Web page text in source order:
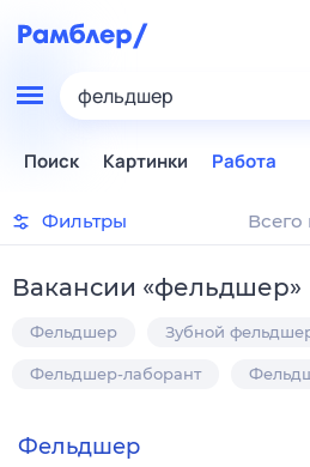
фельдшер
Поиск Картинки Работа
Фильтры Всего
Вакансии «фельдшер»
Фельдшер Зубной
Фельдшер-лаборант
Фельдшер